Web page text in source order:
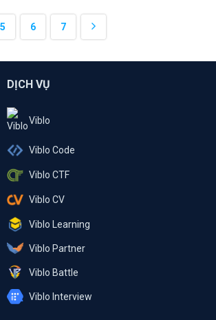
5 6 7
DỊCH VỤ
Viblo
Viblo Code
Viblo CTF
Viblo CV
Viblo Learning
Viblo Partner
Viblo Battle
Viblo Interview